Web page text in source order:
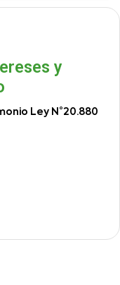
y
Ley N°20.880